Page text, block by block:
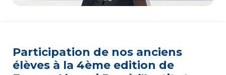
Participation de nos anciens
élèves à la 4ème edition de